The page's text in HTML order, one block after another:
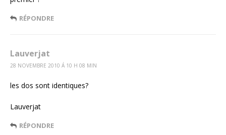
RÉPONDRE
Lauverjat
28 NOVEMBRE 2010 Á 10 H 08 MIN
les dos sont identiques?
Lauverjat
RÉPONDRE